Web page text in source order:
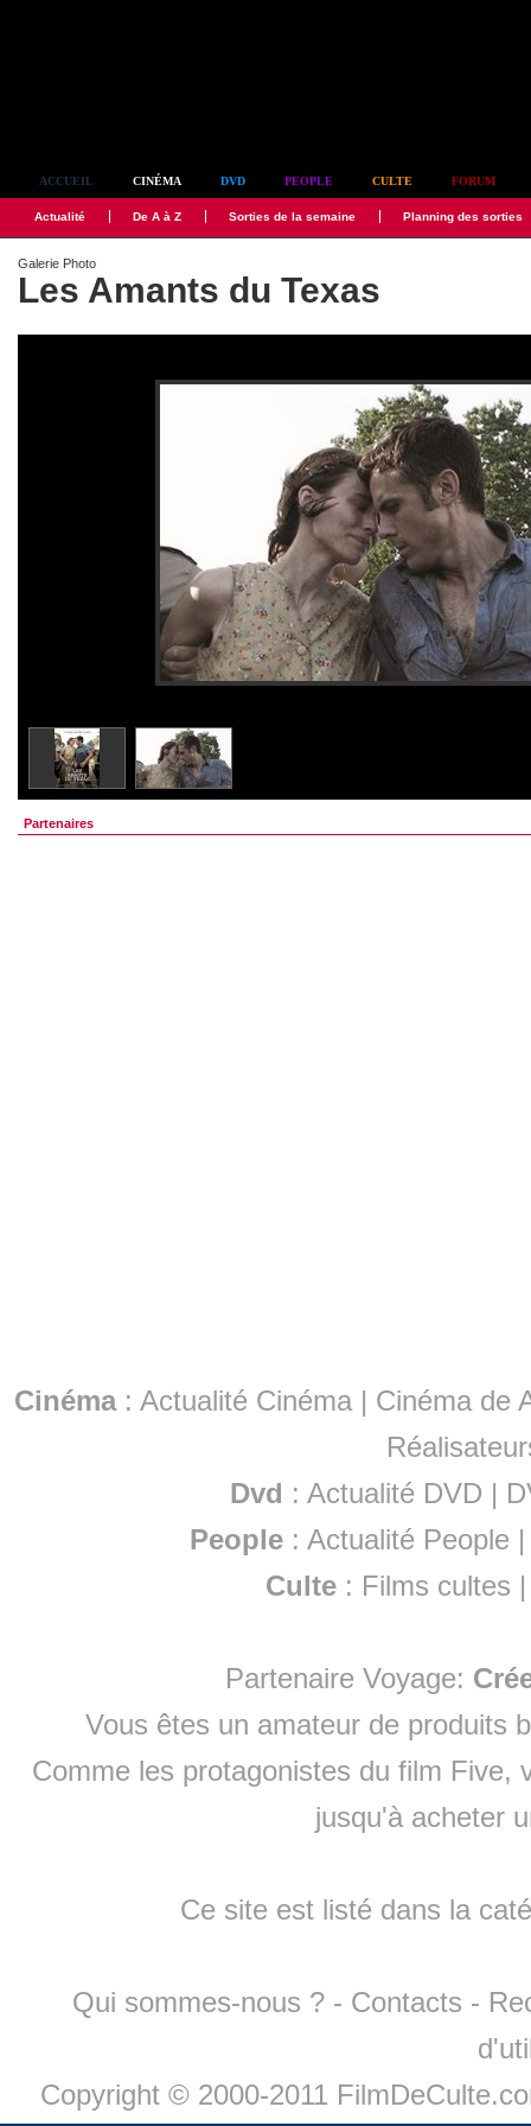
ACCUEIL CINÉMA DVD PEOPLE CULTE FORUM
Actualité De A à Z Sorties de la semaine Planning des sorties
Galerie Photo
Les Amants du Texas
Partenaires
Cinéma: Actualité Cinéma | Cinéma de
Dvd : Actualité DVD |
People :Actualité People
Culte : Films cultes
Partenaire Voyage:
Vous êtes un amateur de produits
Comme les protagonistes du film Five,
jusqu'à acheter
Ce site est listé dans la
Qui sommes-nous ? - Contacts -
Copyright © 2000-2011